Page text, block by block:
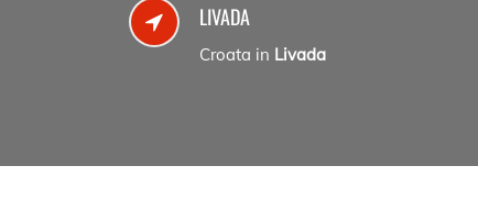
LIVADA
Croata in Livada